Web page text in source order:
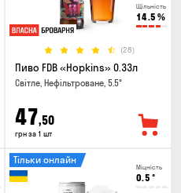
Щільність
14.5 %
(28)
Пиво FDB «Hopkins» 0.33л
Світле, Нефільтроване, 5.5°
47,50
грн за 1 шт
Міцність
0.5 °
Тільки онлайн